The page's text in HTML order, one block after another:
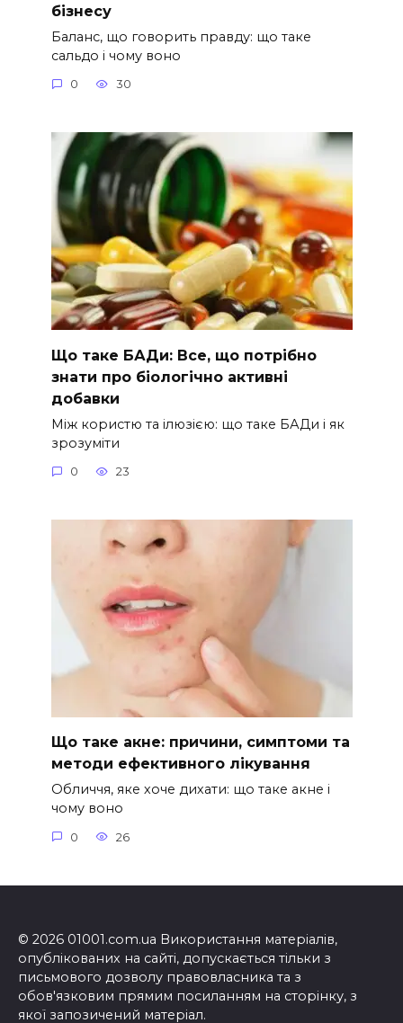
бізнесу
Баланс, що говорить правду: що таке
сальдо і чому воно
0 30
Що таке БАДи: Все, що потрібно
знати про біологічно активні
добавки
Між користю та ілюзією: що таке БАДи і як
зрозуміти
0 23
Що таке акне: причини, симптоми та
методи ефективного лікування
Обличчя, яке хоче дихати: що таке акне і
чому воно
0 26
© 2026 01001.com.ua Використання матеріалів,
опублікованих на сайті, допускається тільки з
письмового дозволу правовласника та з
обов'язковим прямим посиланням на сторінку, з
якої запозичений матеріал.